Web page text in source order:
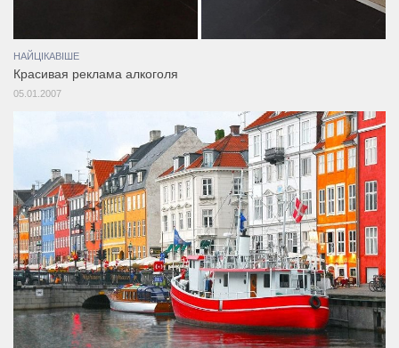
НАЙЦІКАВІШЕ
Красивая реклама алкоголя
05.01.2007